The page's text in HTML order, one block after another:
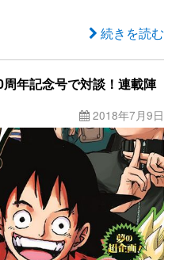
続きを読む
年記念号で対談！連載陣
2018年7月9日